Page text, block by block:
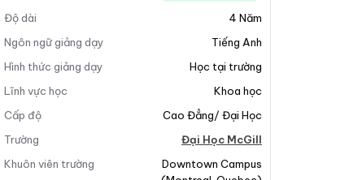
Độ dài 4 Năm
Ngôn ngữ giảng dạy
Tiếng Anh
Hình thức giảng dạy
Học tại trường
Lĩnh vực học
Khoa học
Cấp độ
Cao Đẳng/ Đại Học
Trường
Đại Học McGill
Khuôn viên trường
Downtown Campus